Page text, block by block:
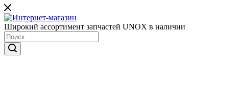
Широкий ассортимент запчастей UNOX в наличии